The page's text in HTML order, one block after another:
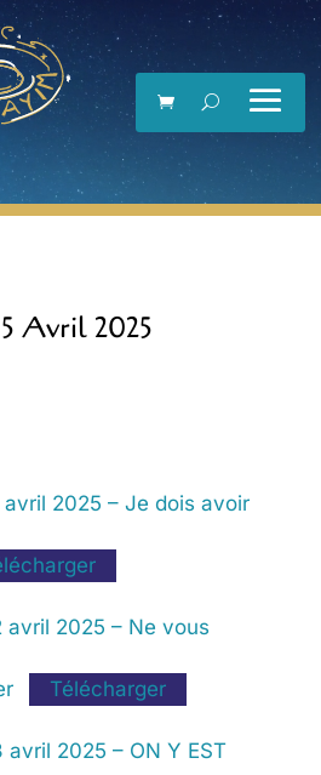
Avril 2025
avril 2025 – Je dois avoir
avril 2025 – Ne vous
Télécharger
avril 2025 – ON Y EST